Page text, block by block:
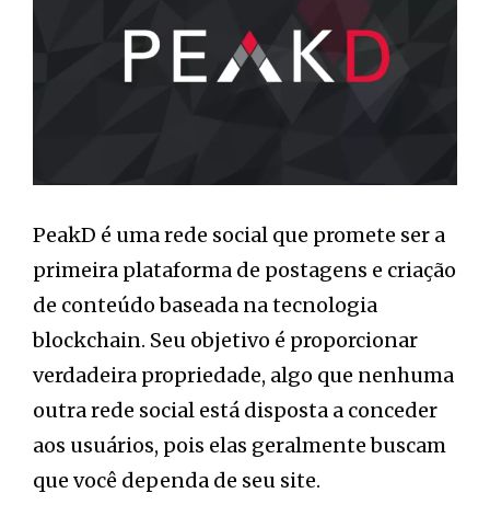
PeakD é uma rede social que promete ser a
primeira plataforma de postagens e criação
de conteúdo baseada na tecnologia
blockchain. Seu objetivo é proporcionar
verdadeira propriedade, algo que nenhuma
outra rede social está disposta a conceder
aos usuários, pois elas geralmente buscam
que você dependa de seu site.